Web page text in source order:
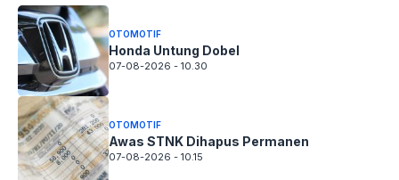
OTOMOTIF
Honda Untung Dobel
07-08-2026 - 10.30
OTOMOTIF
Awas STNK Dihapus Permanen
07-08-2026 - 10.15